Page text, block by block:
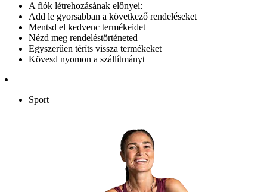
A fiók létrehozásának előnyei:
Add le gyorsabban a következő rendeléseket
Mentsd el kedvenc termékeidet
Nézd meg rendeléstörténeted
Egyszerűen téríts vissza termékeket
Kövesd nyomon a szállítmányt
Sport